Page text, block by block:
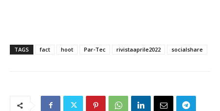
TAGS fact hoot Par-Tec rivistaaprile2022 socialshare